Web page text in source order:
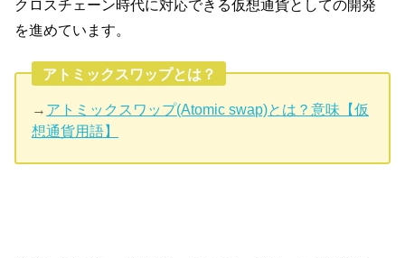
クロスチェーン時代に対応できる仮想通貨としての開発
を進めています。
アトミックスワップとは？
→ アトミックスワップ(Atomic swap)とは？意味【仮
想通貨用語】